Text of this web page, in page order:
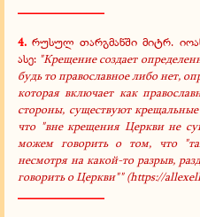
4.რუსულ თარგმანში მიტრ.
ასე: "Крещение создает
будь то православное либо нет,
которая включает как
стороны, существуют
что "внекрещения Церкви не
можем говорить о том, что "
несмотря на какой-то разрыв,
говорить о Церкви"" (https://